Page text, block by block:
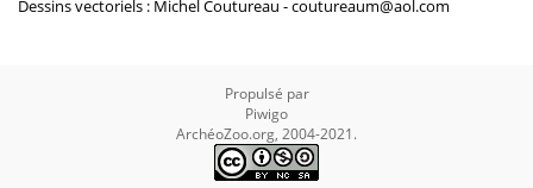
Dessins vectoriels : Michel Coutureau -coutureaum@aol.com
Propulsé par
Piwigo
ArchéoZoo.org, 2004-2021.